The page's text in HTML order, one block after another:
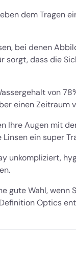
dem Tragen
bei denen
sorgt, dass die
von
einen Zeitraum
Ihre Augen mit
ein super
unkompliziert,
gute Wahl, wenn
Optics